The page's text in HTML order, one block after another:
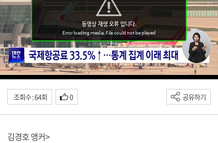
조회수 : 64회 0 공유하기
김경호 앵커>